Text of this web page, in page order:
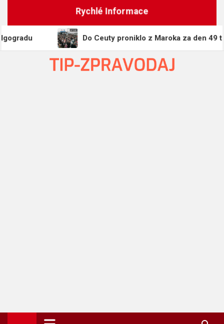
Rychlé Informace
Do Ceuty proniklo z Maroka za den 49 tisíc
TIP-ZPRAVODAJ.CZ
On-line zpravodajství | Press